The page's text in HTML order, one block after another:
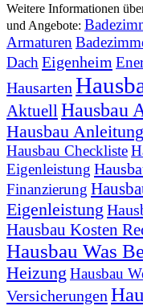
Weitere Informationen
und Angebote:
Armaturen
Dach Eigenheim
Hausarten
AktuellHausbau
Hausbau Anleitung
Hausbau Checkliste
Eigenleistung
Finanzierung
Eigenleistung
Hausbau Kosten
Hausbau Was
Heizung Hausbau
Versicherungen